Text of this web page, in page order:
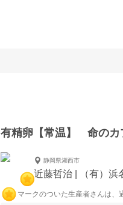
有精卵【常温】 命のカ
静岡県湖西市
近藤哲治 | （有）浜
マークのついた生産者さんは、